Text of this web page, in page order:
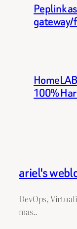
Peplink
100%
ariel's
DevOps,
mas..